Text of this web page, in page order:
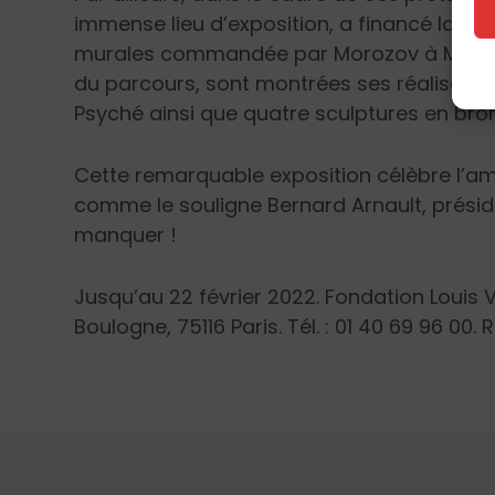
immense lieu d’exposition, a financé la
murales commandée par Morozov à
du parcours, sont montrées ses
Psyché ainsi que quatre sculptures en
Cette remarquable exposition célèbre
comme le souligne Bernard Arnault,
manquer !
Jusqu’au 22 février 2022. Fondation
Boulogne, 75116 Paris. Tél. : 01 40 69 96